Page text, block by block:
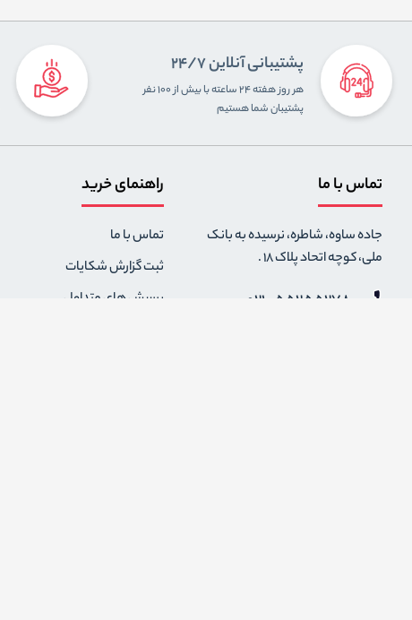
پشتیبانی آنلاین 24/7
هر روز هفته ۲۴ ساعته با بیش از ۱۰۰ نفر
پشتیبان شما هستیم
تماس با ما
جاده ساوه، شاطره، نرسیده به بانک
ملی، کوچه اتحاد پلاک 18 .
021-55255278
راهنمای خرید
تماس با ما
ثبت گزارش شکایات
پرسش های متداول